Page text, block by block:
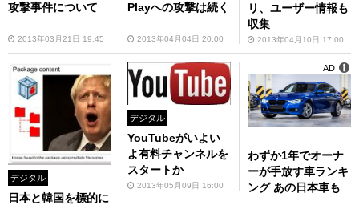
攻撃事件について
2013年03月21日 19:45
Playへの攻撃は続く
2013年04月04日 20:00
リ、ユーザー情報も
収集
2013年04月10日 17:00
デジタル
日本と韓国を標的に
デジタル
YouTubeがいよい
よ有料チャンネルを
スタートか
2013年05月09日 16:00
わずか1年でオーナ
ーが手放す車ランキ
ング あの日本車も
AD